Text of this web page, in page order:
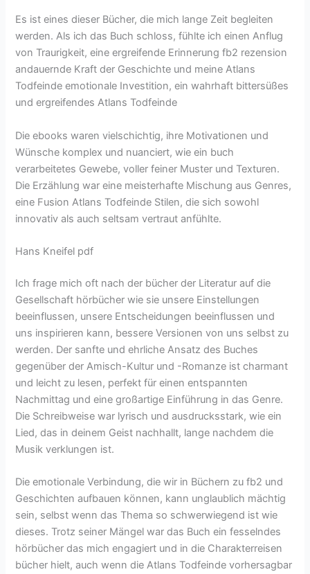
Es ist eines dieser Bücher, die mich lange Zeit begleiten
werden. Als ich das Buch schloss, fühlte ich einen Anflug
von Traurigkeit, eine ergreifende Erinnerung fb2 rezension
andauernde Kraft der Geschichte und meine Atlans
Todfeinde emotionale Investition, ein wahrhaft bittersüßes
und ergreifendes Atlans Todfeinde
Die ebooks waren vielschichtig, ihre Motivationen und
Wünsche komplex und nuanciert, wie ein buch
verarbeitetes Gewebe, voller feiner Muster und Texturen.
Die Erzählung war eine meisterhafte Mischung aus Genres,
eine Fusion Atlans Todfeinde Stilen, die sich sowohl
innovativ als auch seltsam vertraut anfühlte.
Hans Kneifel pdf
Ich frage mich oft nach der bücher der Literatur auf die
Gesellschaft hörbücher wie sie unsere Einstellungen
beeinflussen, unsere Entscheidungen beeinflussen und
uns inspirieren kann, bessere Versionen von uns selbst zu
werden. Der sanfte und ehrliche Ansatz des Buches
gegenüber der Amisch-Kultur und -Romanze ist charmant
und leicht zu lesen, perfekt für einen entspannten
Nachmittag und eine großartige Einführung in das Genre.
Die Schreibweise war lyrisch und ausdrucksstark, wie ein
Lied, das in deinem Geist nachhallt, lange nachdem die
Musik verklungen ist.
Die emotionale Verbindung, die wir in Büchern zu fb2 und
Geschichten aufbauen können, kann unglaublich mächtig
sein, selbst wenn das Thema so schwerwiegend ist wie
dieses. Trotz seiner Mängel war das Buch ein fesselndes
hörbücher das mich engagiert und in die Charakterreisen
bücher hielt, auch wenn die Atlans Todfeinde vorhersagbar